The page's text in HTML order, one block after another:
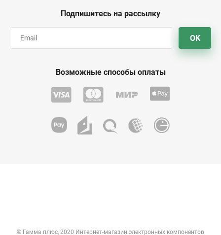
Подпишитесь на рассылку
OK
Возможные способы оплаты
© Гамма плюс, 2020 Интернет-магазин электронных компонентов